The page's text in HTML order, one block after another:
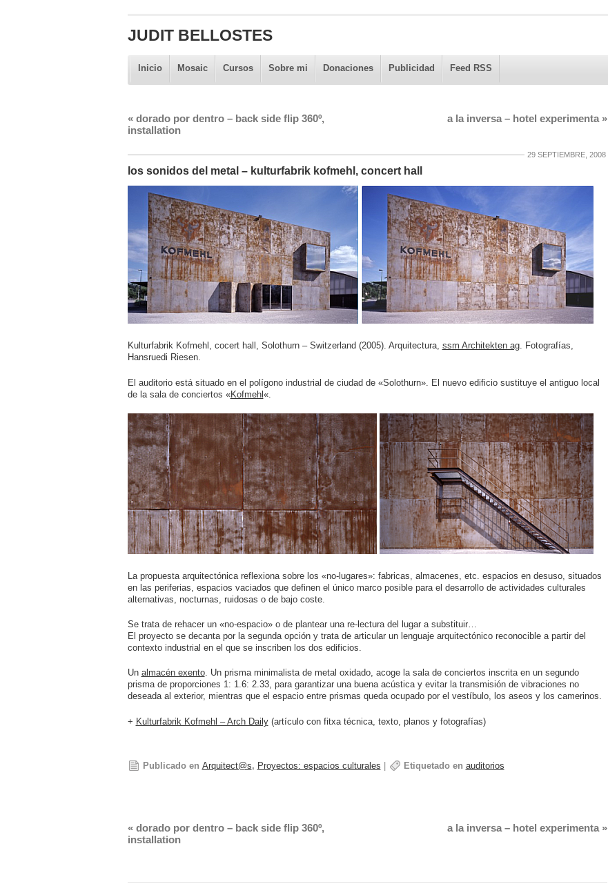
JUDIT BELLOSTES
Inicio Mosaic Cursos Sobre mi Donaciones Publicidad Feed RSS
«dorado por dentro – back side flip 360º,
installation
a la inversa – hotel experimenta »
29 SEPTIEMBRE, 2008
los sonidos del metal – kulturfabrik kofmehl, concert hall
Kulturfabrik Kofmehl, cocert hall, Solothurn – Switzerland (2005). Arquitectura, ssm Architekten ag. Fotografías,
Hansruedi Riesen.
El auditorio está situado en el polígono industrial de ciudad de «Solothurn». El nuevo edificio sustituye el antiguo local
de la sala de conciertos «Kofmehl«.
La propuesta arquitectónica reflexiona sobre los «no-lugares»: fabricas, almacenes, etc. espacios en desuso, situados
en las periferias, espacios vaciados que definen el único marco posible para el desarrollo de actividades culturales
alternativas, nocturnas, ruidosas o de bajo coste.
Se trata de rehacer un «no-espacio» o de plantear una re-lectura del lugar a substituir…
El proyecto se decanta por la segunda opción y trata de articular un lenguaje arquitectónico reconocible a partir del
contexto industrial en el que se inscriben los dos edificios.
Un almacén exento. Un prisma minimalista de metal oxidado, acoge la sala de conciertos inscrita en un segundo
prisma de proporciones 1: 1.6: 2.33, para garantizar una buena acústica y evitar la transmisión de vibraciones no
deseada al exterior, mientras que el espacio entre prismas queda ocupado por el vestíbulo, los aseos y los camerinos.
+ Kulturfabrik Kofmehl – Arch Daily(artículo con fitxa técnica, texto, planos y fotografías)
Publicado en Arquitect@s, Proyectos: espacios culturales Etiquetado en auditorios
«dorado por dentro – back side flip 360º,
installation
a la inversa – hotel experimenta »